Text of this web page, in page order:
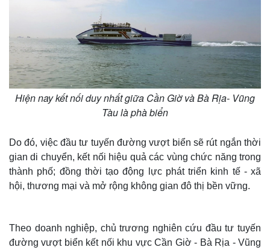
Hiện nay kết nối duy nhất giữa Cần Giờ và Bà Rịa- Vũng
Tàu là phà biển
Do đó, việc đầu tư tuyến đường vượt biển sẽ rút ngắn thời
gian di chuyển, kết nối hiệu quả các vùng chức năng trong
thành phố; đồng thời tạo động lực phát triển kinh tế - xã
hội, thương mại và mở rộng không gian đô thị bền vững.
Theo doanh nghiệp, chủ trương nghiên cứu đầu tư tuyến
đường vượt biển kết nối khu vực Cần Giờ - Bà Rịa - Vũng